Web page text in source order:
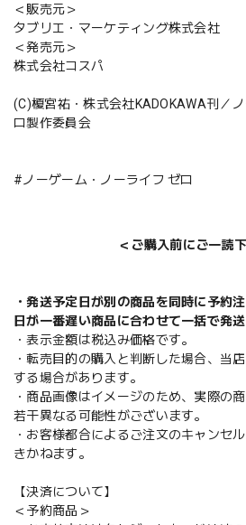
＜販売元＞
タブリエ・マーケティング株式会社
＜発売元＞
株式会社コスパ
(C)榎宮祐・株式会社KADOKAWA刊／
ロ製作委員会
#ノーゲーム・ノーライフ ゼロ
＜ご購入前にご一読
・発送予定日が別の商品を同時に予約
日が一番遅い商品に合わせて一括で発送
・表示金額は税込み価格です。
・転売目的の購入と判断した場合、当
する場合があります。
・商品画像はイメージのため、実際の
若干異なる可能性がございます。
・お客様都合によるご注文のキャンセ
きかねます。
【決済について】
＜予約商品＞